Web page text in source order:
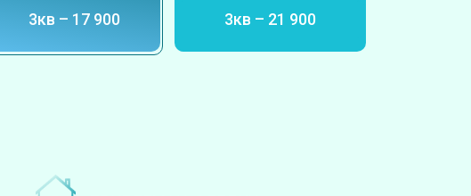
3кв – 17 900
3кв – 21 900